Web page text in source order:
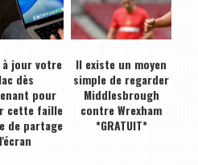
à jour votre
dès
pour
cette faille
de partage
Il existe un moyen
simple de regarder
Middlesbrough
contre Wrexham
*GRATUIT*